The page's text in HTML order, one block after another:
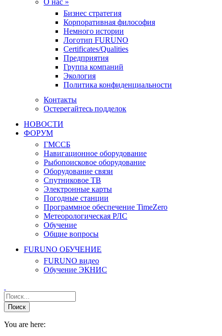
Бизнес стратегия
Корпоративная философия
Немного истории
Логотип FURUNO
Certificates/Qualities
Предприятия
Группа компаний
Экология
Политика конфиденциальности
Контакты
Остерегайтесь подделок
НОВОСТИ
ФОРУМ
ГМССБ
Навигационное оборудование
Рыбопоисковое оборудование
Оборудование связи
Спутниковое ТВ
Электронные карты
Погодные станции
Программное обеспечение TimeZero
Метеорологическая РЛС
Обучение
Общие вопросы
FURUNO ОБУЧЕНИЕ
FURUNO видео
Обучение ЭКНИС
You are here: